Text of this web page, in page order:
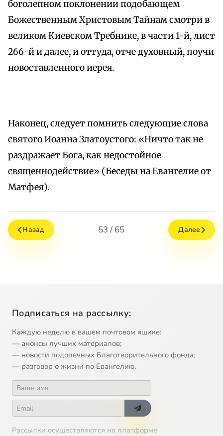
боголепном поклонении подобающем
Божественным Христовым Тайнам смотри в
великом Киевском Требнике, в части 1-й, лист
266-й и далее, и оттуда, отче духовный, поучи
новоставленного иерея.
Наконец, следует помнить следующие слова
святого Иоанна Златоустого: «Ничто так не
раздражает Бога, как недостойное
священнодействие» (Беседы на Евангелие от
Матфея).
Назад 53 / 65 Далее
Подписаться на рассылку:
Каждую неделю в вашем почтовом ящике:
— анонсы лучших материалов;
— новости подопечных Благотворительного фонда;
— разговор о жизни по Евангелию.
Рассылки осуществляются на платформе